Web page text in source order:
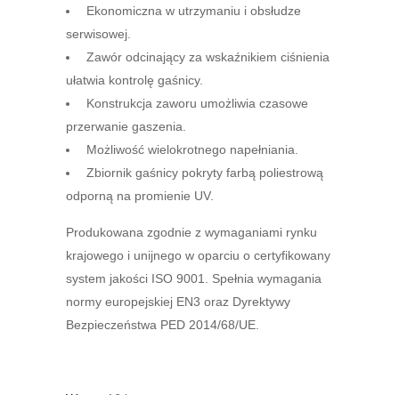
Ekonomiczna w utrzymaniu i obsłudze
serwisowej.
Zawór odcinający za wskaźnikiem ciśnienia
ułatwia kontrolę gaśnicy.
Konstrukcja zaworu umożliwia czasowe
przerwanie gaszenia.
Możliwość wielokrotnego napełniania.
Zbiornik gaśnicy pokryty farbą poliestrową
odporną na promienie UV.
Produkowana zgodnie z wymaganiami rynku
krajowego i unijnego w oparciu o certyfikowany
system jakości ISO 9001. Spełnia wymagania
normy europejskiej EN3 oraz Dyrektywy
Bezpieczeństwa PED 2014/68/UE.